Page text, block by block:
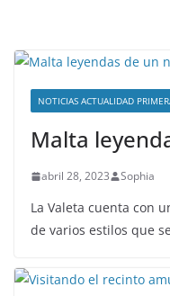
NOTICIAS ACTUALIDAD
Malta
abril 28, 2023 Sophia
La Valeta cuenta con
de varios estilos que